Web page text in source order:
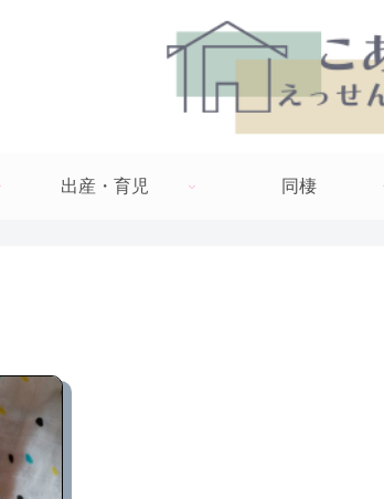
出産・育児 同棲